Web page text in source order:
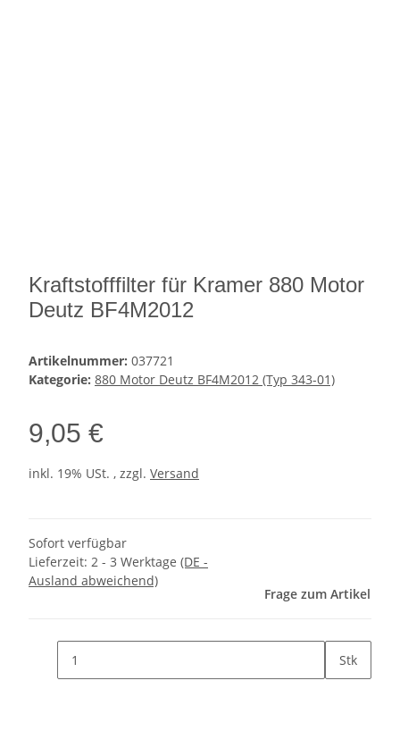
Kraftstofffilter für Kramer 880 Motor
Deutz BF4M2012
Artikelnummer: 037721
Kategorie: 880 Motor Deutz BF4M2012 (Typ 343-01)
9,05 €
inkl. 19% USt. , zzgl. Versand
Sofort verfügbar
Lieferzeit: 2 - 3 Werktage (DE -
Ausland abweichend)
Frage zum Artikel
Stk